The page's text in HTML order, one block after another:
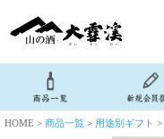
HOME > 商品一覧 > 用途別ギフト >